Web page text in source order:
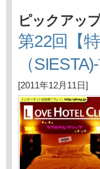
ピックアップ
第22回【
（
[2011年12月11日]